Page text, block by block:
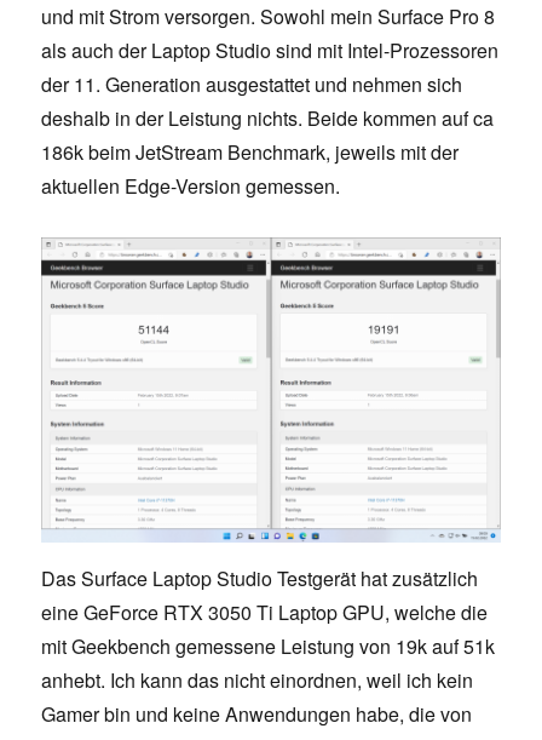
und mit Strom versorgen. Sowohl mein Surface Pro 8
als auch der Laptop Studio sind mit Intel-Prozessoren
der 11. Generation ausgestattet und nehmen sich
deshalb in der Leistung nichts. Beide kommen auf ca
186k beim JetStream Benchmark, jeweils mit der
aktuellen Edge-Version gemessen.
Das Surface Laptop Studio Testgerät hat zusätzlich
eine GeForce RTX 3050 Ti Laptop GPU, welche die
mit Geekbench gemessene Leistung von 19k auf 51k
anhebt. Ich kann das nicht einordnen, weil ich kein
Gamer bin und keine Anwendungen habe, die von